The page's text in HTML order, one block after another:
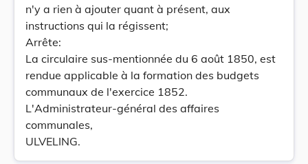
n'y a rien à ajouter quant à présent, aux
instructions qui la régissent;
Arrête:
La circulaire sus-mentionnée du 6 août 1850, est
rendue applicable à la formation des budgets
communaux de l'exercice 1852.
L'Administrateur-général des affaires
communales,
ULVELING.